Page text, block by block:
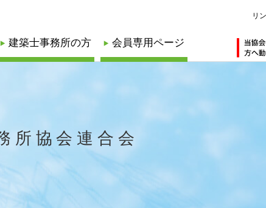
協力会員
建築士事務所の方
会等開催日程
書類
協力会員
会員専用ページ
リ
所協会連合会